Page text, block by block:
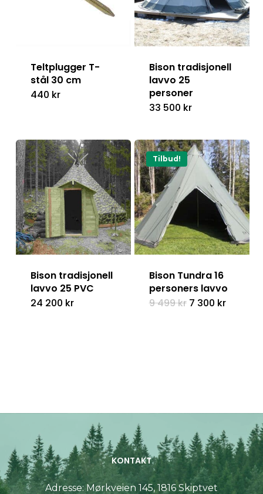
Teltplugger T-
stål 30 cm
440 kr
Bison tradisjonell
lavvo 25
personer
33 500 kr
Bison tradisjonell
lavvo 25 PVC
24 200 kr
Tilbud!
Bison Tundra 16
personers lavvo
9 499kr Opprinnelig
7 300 kr
KONTAKT
Adresse:Mørkveien 145, 1816 Skiptvet